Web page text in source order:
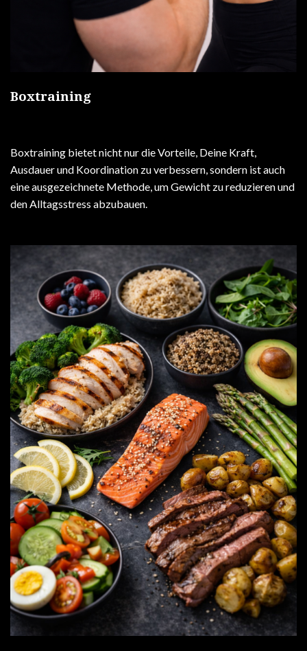
Boxtraining
Boxtraining bietet nicht nur die Vorteile, Deine Kraft,
Ausdauer und Koordination zu verbessern, sondern ist auch
eine ausgezeichnete Methode, um Gewicht zu reduzieren und
den Alltagsstress abzubauen.